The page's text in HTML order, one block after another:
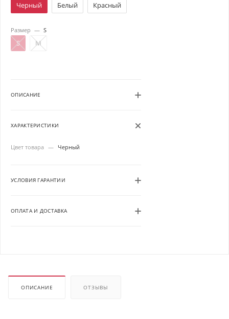
Черный Белый Красный
Размер — S
S M
ОПИСАНИЕ
ХАРАКТЕРИСТИКИ
Цвет товара — Черный
УСЛОВИЯ ГАРАНТИИ
ОПЛАТА И ДОСТАВКА
ОПИСАНИЕ ОТЗЫВЫ